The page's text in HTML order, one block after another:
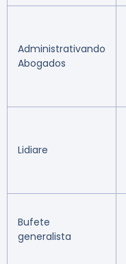
Administrativando
Abogados
Lidiare
Bufete
generalista